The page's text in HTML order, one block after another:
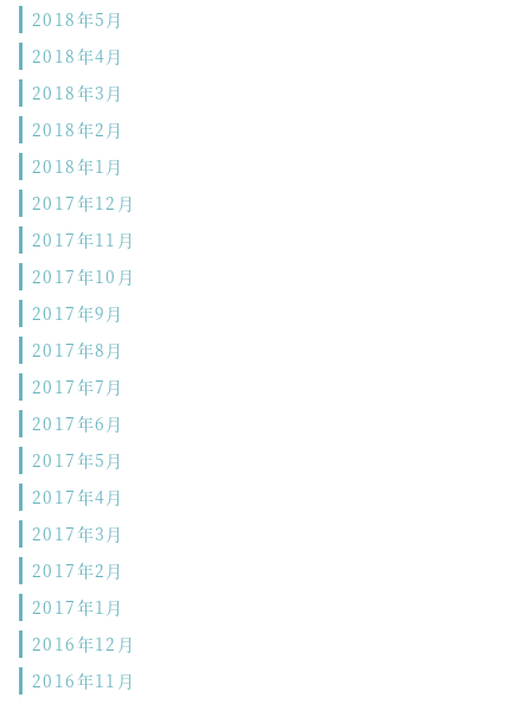
2018年5月
2018年4月
2018年3月
2018年2月
2018年1月
2017年12月
2017年11月
2017年10月
2017年9月
2017年8月
2017年7月
2017年6月
2017年5月
2017年4月
2017年3月
2017年2月
2017年1月
2016年12月
2016年11月